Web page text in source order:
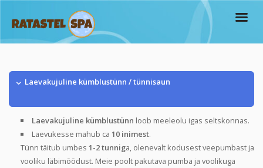
Laevakujuline kümblustünn / tünnisaun
Laevakujuline kümblustünn loob meeleolu igas seltskonnas.
Laevukesse mahub ca 10 inimest.
Tünn täitub umbes 1-2 tunniga, olenevalt kodusest veepumbast ja
vooliku läbimõõdust. Meie poolt pakutava pumba ja voolikuga